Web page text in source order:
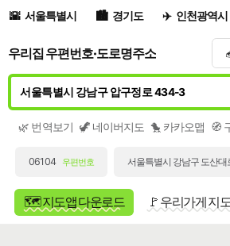
서울특별시 경기도 인천광역시
우리집 우편번호·도로명주소
🌿 번역보기 🦖 네이버지도 🐤 카카오맵 🧭
06104 우편번호 서울특별시 강남구 도산
🗺️ 지도앱 다운로드 🚩 우리가게 지